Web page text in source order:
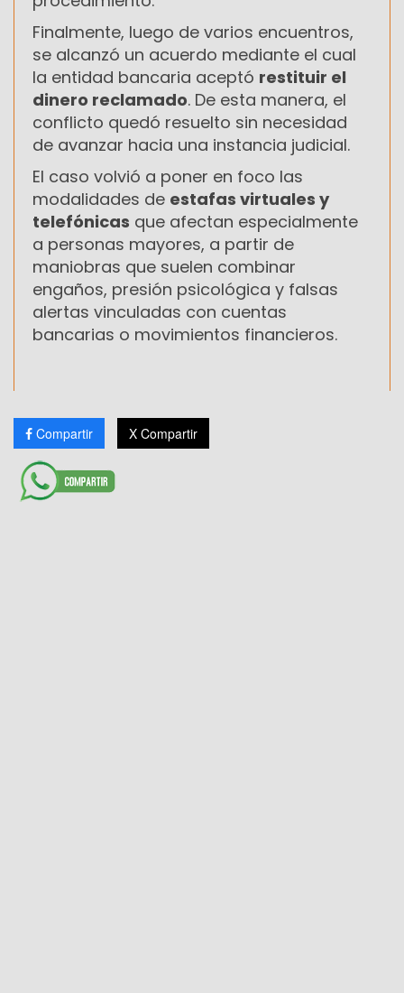
Finalmente, luego de varios encuentros,
se alcanzó un acuerdo mediante el cual
la entidad bancaria aceptó restituir el
dinero reclamado. De esta manera, el
conflicto quedó resuelto sin necesidad
de avanzar hacia una instancia judicial.
El caso volvió a poner en foco las
modalidades de estafas virtuales y
telefónicas que afectan especialmente
a personas mayores, a partir de
maniobras que suelen combinar
engaños, presión psicológica y falsas
alertas vinculadas con cuentas
bancarias o movimientos financieros.
Compartir X Compartir